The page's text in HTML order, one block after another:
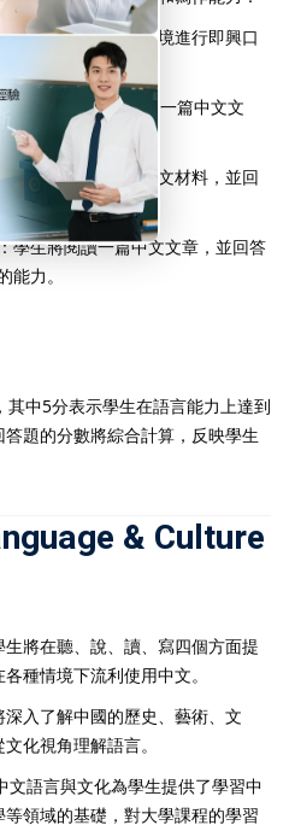
：學生需根據指定情境進行即興口
主題或回應問題。
將根據給定題目撰寫一篇中文文
能力。
：學生將聽取一段中文材料，並回
理解能力。
學生將閱讀一篇中文文章，並回答
能力。
，其中5分表示學生在語言能力上達到
題的分數將綜合計算，反映學生
& Culture
生將在聽、說、讀、寫四個方面提
種情境下流利使用中文。
深入了解中國的歷史、藝術、文
化視角理解語言。
文語言與文化為學生提供了學習中
領域的基礎，對大學課程的學習